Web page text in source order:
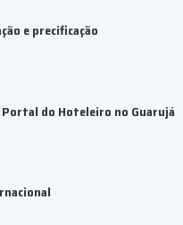
e precificação
do Hoteleiro no Guarujá